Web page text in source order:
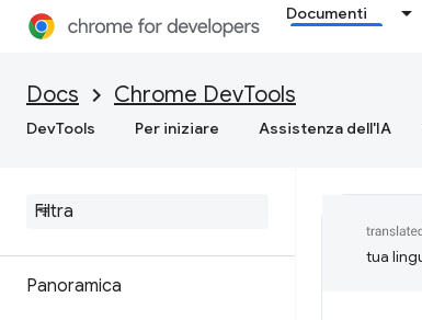
Documenti
Docs Chrome DevTools
DevTools Per iniziare Assistenza dell'IA
messaggi
Panoramica
tua